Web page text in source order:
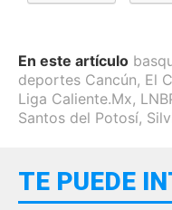
En este artículo
deportes Cancún, El
Liga Caliente.Mx,
Santos del Potosí,
TE PUEDE